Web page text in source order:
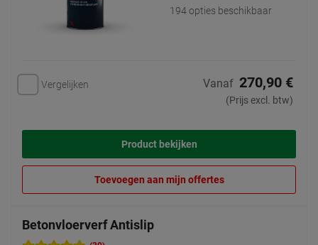
194 opties beschikbaar
Vergelijken Vanaf 270,90 €
(Prijs excl. btw)
Product bekijken
Toevoegen aan mijn offertes
Betonvloerverf Antislip